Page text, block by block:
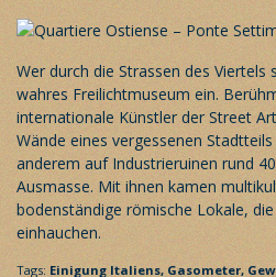
Wer durch die Strassen des Viertels
wahres Freilichtmuseum ein.
internationale Künstler der Street
Wände eines vergessenen
anderem auf Industrieruinen rund
Ausmasse. Mit ihnen kamen
bodenständige römische Lokale,
einhauchen.
Tags: Einigung Italiens,Gasometer,